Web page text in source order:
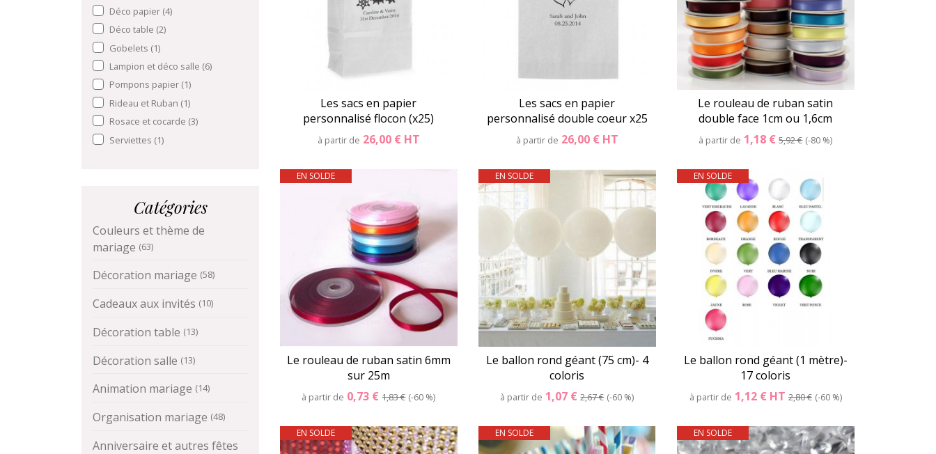
Déco papier (4)
Déco table (2)
Gobelets (1)
Lampion et déco salle (6)
Pompons papier (1)
Rideau et Ruban (1)
Rosace et cocarde (3)
Serviettes (1)
Catégories
Couleurs et thème de
mariage (63)
Décoration mariage (58)
Cadeaux aux invités (10)
Décoration table (13)
Décoration salle (13)
Animation mariage (14)
Organisation mariage (48)
Anniversaire et autres fêtes
Les sacs en papier
personnalisé flocon (x25)
à partir de 26,00 € HT
Détails
Les sacs en papier
personnalisé double coeur x25
à partir de 26,00 € HT
Détails Panier
Le rouleau de ruban satin
double face 1cm ou 1,6cm
à partir de 1,18 €5,92 € -80 %
Détails Panier
EN SOLDE
Le rouleau de ruban satin 6mm
sur 25m
à partir de 0,73 €1,83 € -60 %
Détails Panier
EN SOLDE
Le ballon rond géant (75 cm)- 4
coloris
à partir de 1,07 €2,67 € -60 %
Détails Panier
EN SOLDE
Le ballon rond géant (1 mètre)-
17 coloris
à partir de 1,12 € HT 2,80 € -60 %
Détails Panier
EN SOLDE EN SOLDE EN SOLDE